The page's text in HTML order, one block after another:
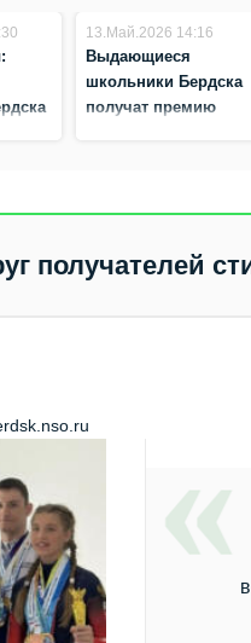
13.Май.2026 14:16
Выдающиеся
школьники Бердска
получат премию
получателей